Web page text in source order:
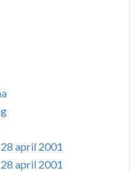
april 2001
april 2001